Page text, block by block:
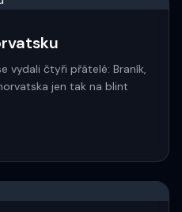
vydali čtyři přátelé: Braník,
jen tak na blint